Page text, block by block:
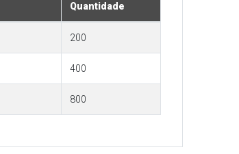
Quantidade
200
400
800